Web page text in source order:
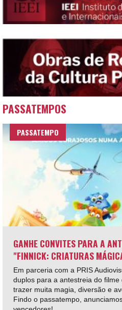
PASSATEMPOS
PASSATEMPO
GANHE CONVITES PARA A
"FINNICK: CRIATURAS
Em parceria com a PRIS
duplos para a antestreia do
trazer muita magia, diversão e
Findo o passatempo,